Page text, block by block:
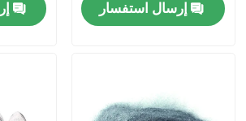
منتجات
إرسال استفسار